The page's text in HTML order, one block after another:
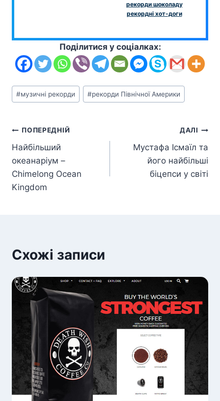
рекорди шоколаду
рекордні хот-доги
Поділитися у соціалках:
Позначки
запису:
#музичні рекорди #рекорди Північної Америки
Навігація
записів
ПОПЕРЕДНІЙ
Найбільший
океанаріум –
Chimelong Ocean
Kingdom
ДАЛІ
Мустафа Ісмаїл та
його найбільші
біцепси у світі
Схожі записи